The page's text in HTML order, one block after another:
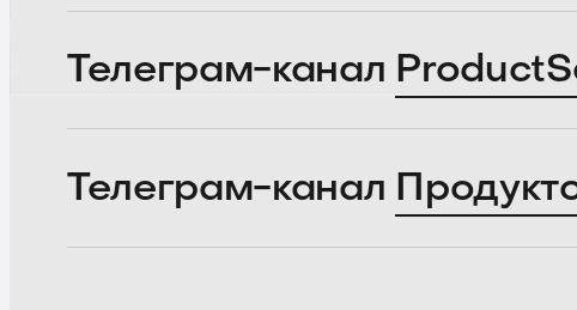
Телеграм-канал
Телеграм-канал